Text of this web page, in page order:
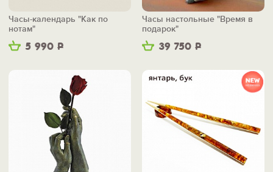
5 990 Р
Часы-календарь "Как по
нотам"
39 750 Р
Часы настольные "Время в
подарок"